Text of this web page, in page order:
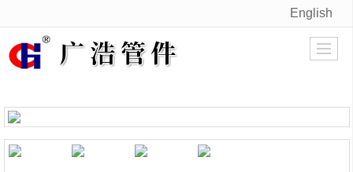
很遗憾，因您的浏览器版本过低导致无法获得最佳浏览体验，推荐下载安装谷歌浏览器！
English